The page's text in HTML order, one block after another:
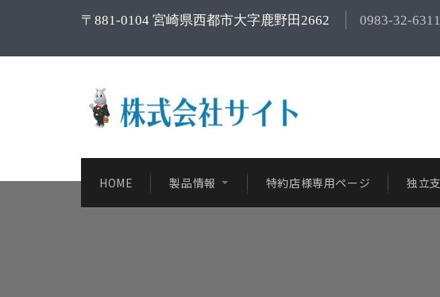
〒881-0104 宮崎県西都市大字鹿野田2662 0983-32-6311
HOME 製品情報 特約店様専用ページ 独立